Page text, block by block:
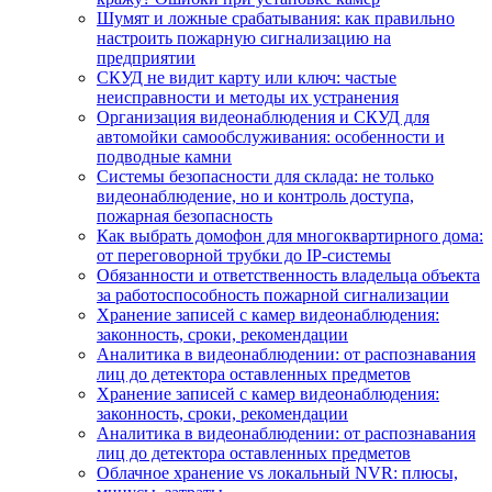
Шумят и ложные срабатывания: как правильно
настроить пожарную сигнализацию на
предприятии
СКУД не видит карту или ключ: частые
неисправности и методы их устранения
Организация видеонаблюдения и СКУД для
автомойки самообслуживания: особенности и
подводные камни
Системы безопасности для склада: не только
видеонаблюдение, но и контроль доступа,
пожарная безопасность
Как выбрать домофон для многоквартирного дома:
от переговорной трубки до IP-системы
Обязанности и ответственность владельца объекта
за работоспособность пожарной сигнализации
Хранение записей с камер видеонаблюдения:
законность, сроки, рекомендации
Аналитика в видеонаблюдении: от распознавания
лиц до детектора оставленных предметов
Хранение записей с камер видеонаблюдения:
законность, сроки, рекомендации
Аналитика в видеонаблюдении: от распознавания
лиц до детектора оставленных предметов
Облачное хранение vs локальный NVR: плюсы,